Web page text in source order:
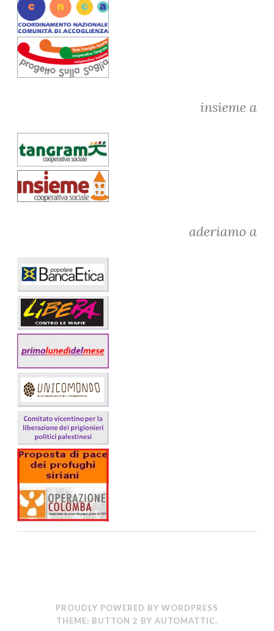
insieme a
aderiamo a
PROUDLY POWERED BY WORDPRESS
THEME: BUTTON 2 BY AUTOMATTIC.